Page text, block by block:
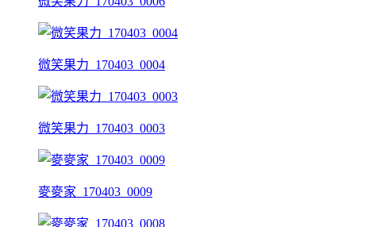
微笑果力_170403_0004
微笑果力_170403_0003
麥麥家_170403_0009